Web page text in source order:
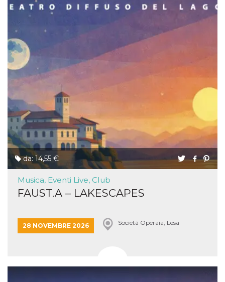
da: 14,55 €
Musica, Eventi Live, Club
FAUST.A – LAKESCAPES
28 NOVEMBRE 2026 Società Operaia, Lesa